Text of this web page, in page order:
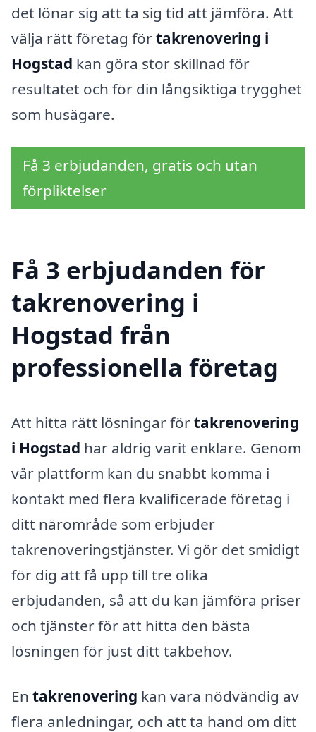
det lönar sig att ta sig tid att jämföra. Att
välja rätt företag förtakrenovering i
Hogstad kan göra stor skillnad för
resultatet och för din långsiktiga trygghet
som husägare.
Få 3 erbjudanden, gratis och utan
förpliktelser
Få 3 erbjudanden för
takrenovering i
Hogstad från
professionella företag
Att hitta rätt lösningar förtakrenovering
i Hogstad har aldrig varit enklare. Genom
vår plattform kan du snabbt komma i
kontakt med flera kvalificerade företag i
ditt närområde som erbjuder
takrenoveringstjänster. Vi gör det smidigt
för dig att få upp till tre olika
erbjudanden, så att du kan jämföra priser
och tjänster för att hitta den bästa
lösningen för just ditt takbehov.
En takrenovering kan vara nödvändig av
flera anledningar, och att ta hand om ditt